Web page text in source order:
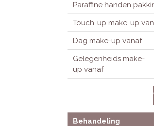
Paraffine handen
Touch-up make-up
Dag make-up vanaf
Gelegenheids make-
up vanaf
Behandeling